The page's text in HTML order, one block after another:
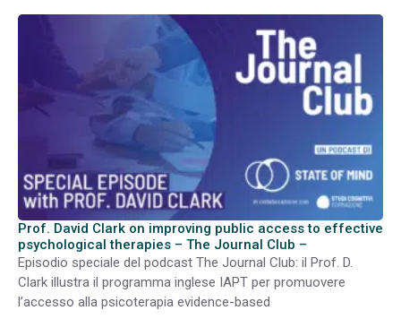
Prof. David Clark on improving public access to effective
psychological therapies – The Journal Club –
Episodio speciale del podcast The Journal Club: il Prof. D.
Clark illustra il programma inglese IAPT per promuovere
l’accesso alla psicoterapia evidence-based